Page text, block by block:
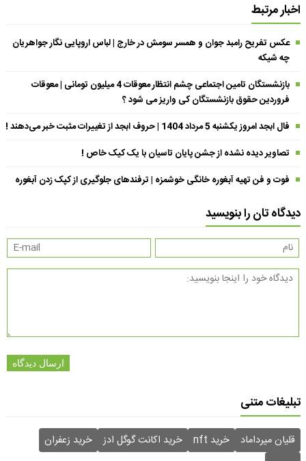
اخبار مرتبط
عکس تفریح رامبد جوان و همسر سومش در خارج | لباس اروپایی نگار جواهریان
چه شیکه
بازنشستگان تامین اجتماعی چشم انتظار معوقات 4 میلیون تومانی | معوقات
فروردین حقوق بازنشستگان کی واریز می شود ؟
فال ابجد امروز یکشنبه 5 مرداد 1404 | حروف ابجد از تغییرات مثبت خبر می‌دهند !
تصاویر دیده نشده از جشن پایان تاسیان با یک کیک خاص !
فوت و فن تهیه آبغوره خانگی خوشمزه | ترفندهای جلوگیری از کپک زدن آبغوره
دیدگاه تان را بنویسید
ارسال دیدگاه
تبلیغات متنی
قلیان میرداماد خرید nft خرید اکانت گوگل ادز
خرید زعفران